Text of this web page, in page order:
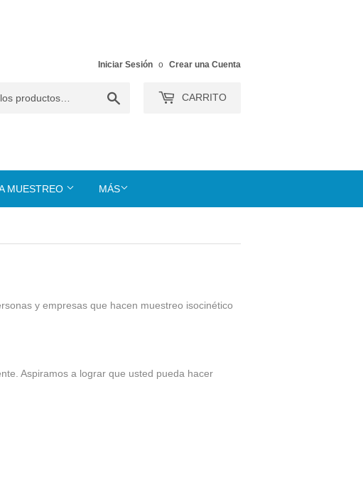
Iniciar Sesión o Crear una Cuenta
CARRITO
MUESTREO MÁS
y empresas que hacen muestreo isocinético
Aspiramos a lograr que usted pueda hacer